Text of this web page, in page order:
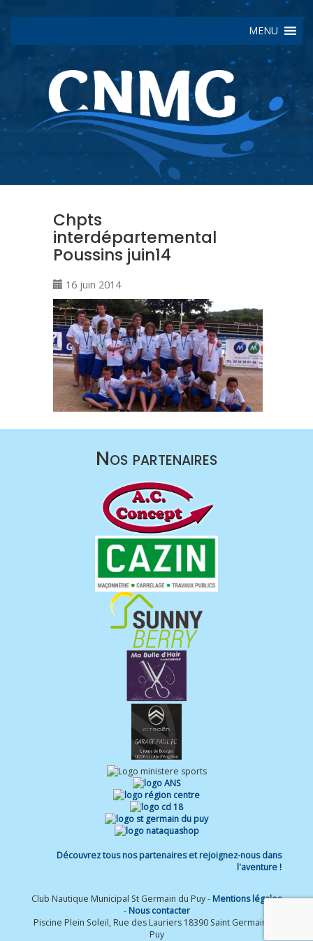
MENU
Chpts
interdépartemental
Poussins juin14
16 juin 2014
Nos partenaires
Découvrez tous nos partenaires et rejoignez-nous dans
l'aventure !
Club Nautique Municipal St Germain du Puy - Mentions légales
- Nous contacter
Piscine Plein Soleil, Rue des Lauriers 18390 Saint Germain du
Puy